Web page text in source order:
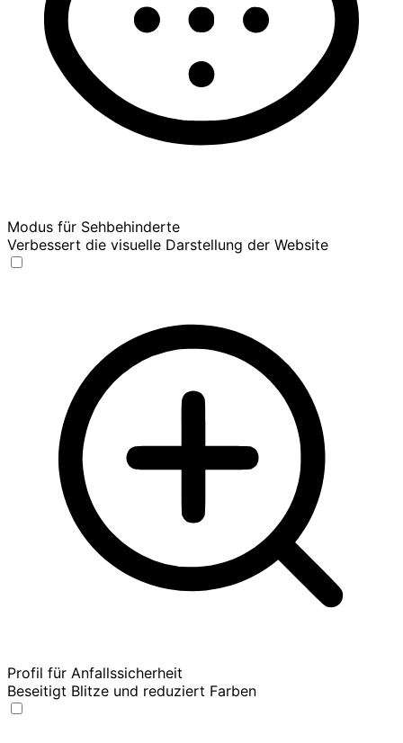
Modus für Sehbehinderte
Verbessert die visuelle Darstellung der Website
Profil für Anfallssicherheit
Beseitigt Blitze und reduziert Farben